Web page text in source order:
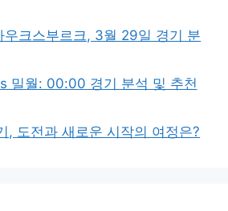
우크스부르크, 3월 29일 경기 분
밀월: 00:00 경기 분석 및 추천
, 도전과 새로운 시작의 여정은?